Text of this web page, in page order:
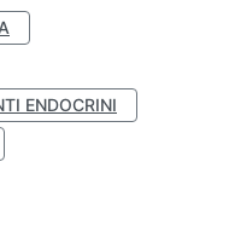
ENDOCRINI